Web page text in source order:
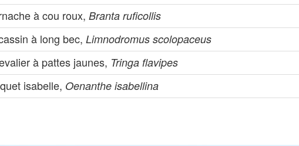
à cou roux,Branta ruficollis
à long bec,Limnodromus scolopaceus
à pattes jaunes, Tringa flavipes
isabelle, Oenanthe isabellina